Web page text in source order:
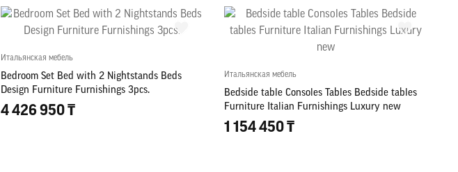
Итальянская мебель
Bedroom Set Bed with 2 Nightstands Beds
Design Furniture Furnishings 3pcs.
4 426 950 ₸
Итальянская мебель
Bedside table Consoles Tables Bedside tables
Furniture Italian Furnishings Luxury new
1 154 450 ₸